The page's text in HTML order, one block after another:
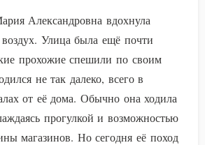
Александровна вдохнула
Улица была ещё почти
прохожие спешили по своим
не так далеко, всего в
от её дома. Обычно она ходила
прогулкой и возможностью
магазинов. Но сегодня её поход